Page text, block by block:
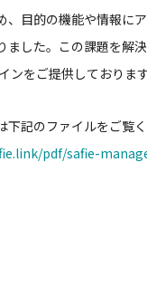
、目的の機能や情報に
ました。この課題を解
ンをご提供しております
下記のファイルをご覧く
pdf/safie-